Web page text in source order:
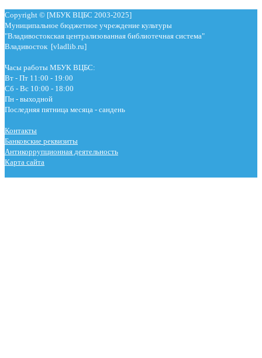
Copyright © [МБУК ВЦБС 2003-2025]
Муниципальное бюджетное учреждение культуры
"Владивостокская централизованная библиотечная система"
Владивосток [vladlib.ru]
Часы работы МБУК ВЦБС:
Вт - Пт 11:00 - 19:00
Сб - Вс 10:00 - 18:00
Пн - выходной
Последняя пятница месяца - сандень
Контакты
Банковские реквизиты
Антикоррупционная деятельность
Карта сайта